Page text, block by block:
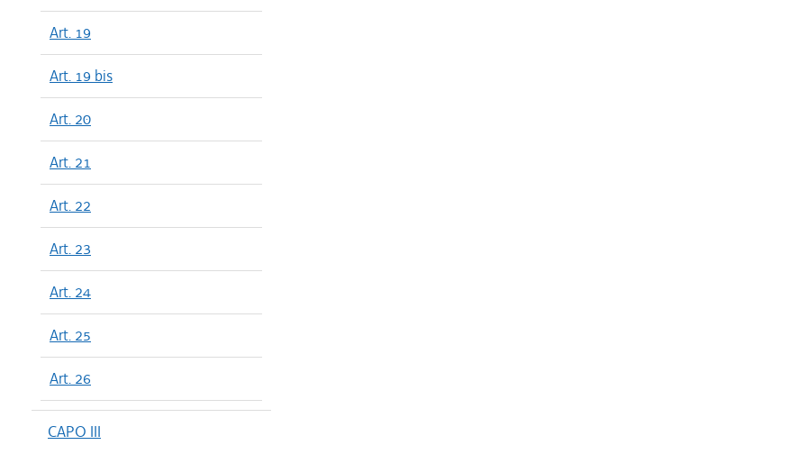
Art. 19
Art. 19 bis
Art. 20
Art. 21
Art. 22
Art. 23
Art. 24
Art. 25
Art. 26
CAPO III